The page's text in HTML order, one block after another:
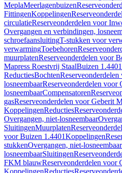
MeplaMeerlagenbuizen
FittingenKoppelingen
circulatieReserveonderdelen voor
Overgangen en verbindingen,
schroefaansluitingT-stukken voor
verwarmingToebehoren
muurplatenReserveonderdelen voor
Mapress Roestvrij StaalBuizen 1.4401
ReductiesBochten
losneembaarReserveonderdelen voor
losneembaarCompensatoren
gasReserveonderdelen voor Geberit
KoppelingenReducties
Overgangen, niet-losneembaar
SluitingenMuurplaten
voor Buizen 1.4401Koppelingen
stukkenOvergangen, niet-losneembaar
losneembaarSluitingen
FKM blauwReserveonderdelen voor
KoppelingenReducties